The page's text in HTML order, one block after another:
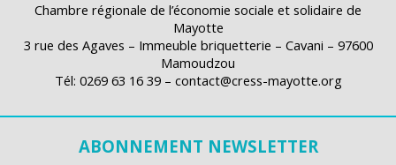
Chambre régionale de l’économie sociale et solidaire de
Mayotte
3 rue des Agaves – Immeuble briquetterie – Cavani – 97600
Mamoudzou
Tél: 0269 63 16 39 – contact@cress-mayotte.org
ABONNEMENT NEWSLETTER